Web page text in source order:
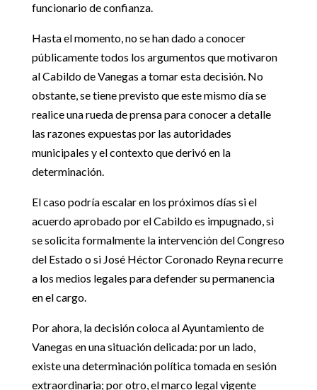
funcionario de confianza.
Hasta el momento, no se han dado a conocer
públicamente todos los argumentos que motivaron
al Cabildo de Vanegas a tomar esta decisión. No
obstante, se tiene previsto que este mismo día se
realice una rueda de prensa para conocer a detalle
las razones expuestas por las autoridades
municipales y el contexto que derivó en la
determinación.
El caso podría escalar en los próximos días si el
acuerdo aprobado por el Cabildo es impugnado, si
se solicita formalmente la intervención del Congreso
del Estado o si José Héctor Coronado Reyna recurre
a los medios legales para defender su permanencia
en el cargo.
Por ahora, la decisión coloca al Ayuntamiento de
Vanegas en una situación delicada: por un lado,
existe una determinación política tomada en sesión
extraordinaria; por otro, el marco legal vigente